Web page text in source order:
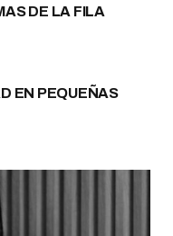
DE LA FILA
EN PEQUEÑAS